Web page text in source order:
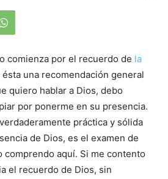
comienza por el recuerdo de la
ésta una recomendación general
quiero hablar a Dios, debo
por ponerme en su presencia.
práctica y sólida
de Dios, es el examen de
comprendo aquí. Si me contento
el recuerdo de Dios, sin